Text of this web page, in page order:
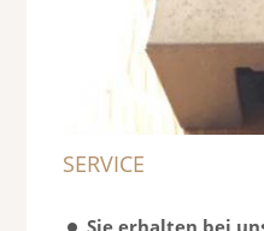
SERVICE
Sie erhalten bei